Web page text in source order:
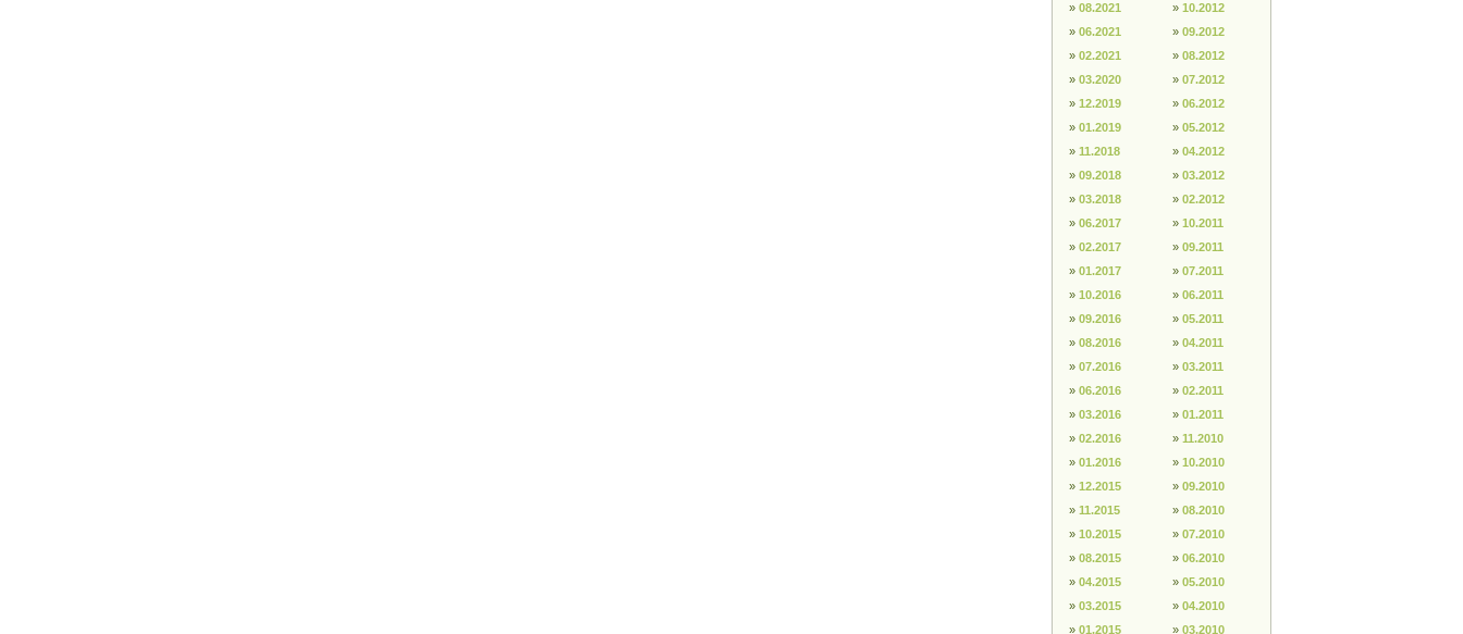
» 08.2021
» 06.2021
» 02.2021
» 03.2020
» 12.2019
» 01.2019
» 11.2018
» 09.2018
» 03.2018
» 06.2017
» 02.2017
» 01.2017
» 10.2016
» 09.2016
» 08.2016
» 07.2016
» 06.2016
» 03.2016
» 02.2016
» 01.2016
» 12.2015
» 11.2015
» 10.2015
» 08.2015
» 04.2015
» 03.2015
» 01.2015
» 10.2012
» 09.2012
» 08.2012
» 07.2012
» 06.2012
» 05.2012
» 04.2012
» 03.2012
» 02.2012
» 10.2011
» 09.2011
» 07.2011
» 06.2011
» 05.2011
» 04.2011
» 03.2011
» 02.2011
» 01.2011
» 11.2010
» 10.2010
» 09.2010
» 08.2010
» 07.2010
» 06.2010
» 05.2010
» 04.2010
» 03.2010